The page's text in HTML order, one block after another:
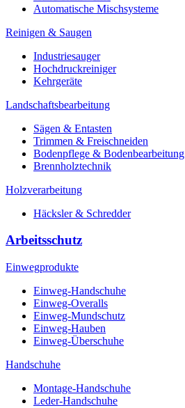
Automatische Mischsysteme
Reinigen & Saugen
Industriesauger
Hochdruckreiniger
Kehrgeräte
Landschaftsbearbeitung
Sägen & Entasten
Trimmen & Freischneiden
Bodenpflege & Bodenbearbeitung
Brennholztechnik
Holzverarbeitung
Häcksler & Schredder
Arbeitsschutz
Einwegprodukte
Einweg-Handschuhe
Einweg-Overalls
Einweg-Mundschutz
Einweg-Hauben
Einweg-Überschuhe
Handschuhe
Montage-Handschuhe
Leder-Handschuhe